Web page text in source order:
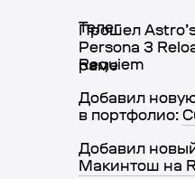
Прошел
Persona 3
Requiem
Добавил
в портфолио:
Добавил
Макинтош на